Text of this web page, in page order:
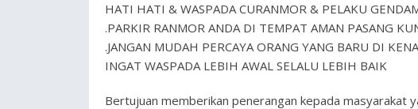
HATI HATI & WASPADA CURANMOR & PELAKU
.PARKIR RANMOR ANDA DI TEMPAT AMAN PASANG
.JANGAN MUDAH PERCAYA ORANG YANG BARU DI
INGAT WASPADA LEBIH AWAL SELALU LEBIH BAIK
Bertujuan memberikan penerangan kepada masyarakat